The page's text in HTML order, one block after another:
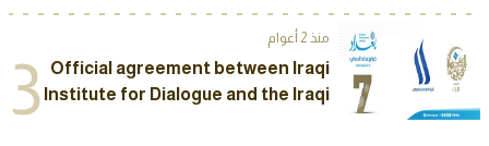
منذ 2 أعوام
3 Official agreement between Iraqi
Institute for Dialogue and the Iraqi